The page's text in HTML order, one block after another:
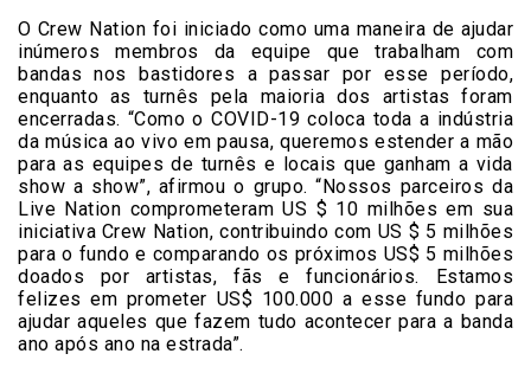
O Crew Nation foi iniciado como uma maneira de ajudar
inúmeros membros da equipe que trabalham com
bandas nos bastidores a passar por esse período,
enquanto as turnês pela maioria dos artistas foram
encerradas. “Como o COVID-19 coloca toda a indústria
da música ao vivo em pausa, queremos estender a mão
para as equipes de turnês e locais que ganham a vida
show a show”, afirmou o grupo. “Nossos parceiros da
Live Nation comprometeram US $ 10 milhões em sua
iniciativa Crew Nation, contribuindo com US $ 5 milhões
para o fundo e comparando os próximos US$ 5 milhões
doados por artistas, fãs e funcionários. Estamos
felizes em prometer US$ 100.000 a esse fundo para
ajudar aqueles que fazem tudo acontecer para a banda
ano após ano na estrada”.